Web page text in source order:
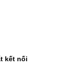
kết nối